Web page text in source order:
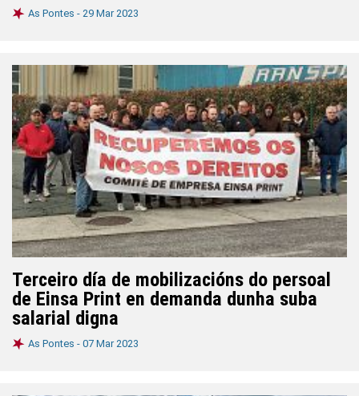
As Pontes - 29 Mar 2023
Terceiro día de mobilizacións do persoal
de Einsa Print en demanda dunha suba
salarial digna
As Pontes - 07 Mar 2023